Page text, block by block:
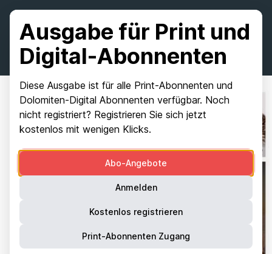
Ausgabe für Print und
Digital-Abonnenten
Diese Ausgabe ist für alle Print-Abonnenten und
Dolomiten-Digital Abonnenten verfügbar. Noch
nicht registriert? Registrieren Sie sich jetzt
kostenlos mit wenigen Klicks.
Abo-Angebote
Anmelden
Kostenlos registrieren
Print-Abonnenten Zugang